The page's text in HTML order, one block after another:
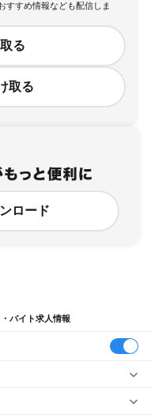
すすめ情報なども配信しま
る
取る
ロード
バイト求人情報